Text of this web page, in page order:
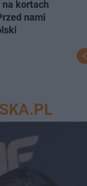
kortach
nami